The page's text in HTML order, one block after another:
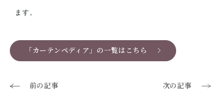
ます。
「カーテンペディア」の一覧はこちら
前の記事 次の記事